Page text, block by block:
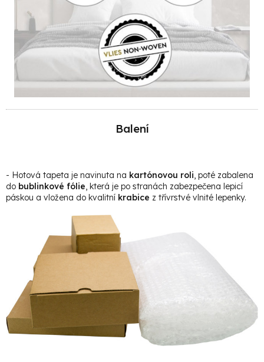
Balení
- Hotová tapeta je navinuta na kartónovou roli, poté zabalena
do bublinkové fólie, která je po stranách zabezpečena lepicí
páskou a vložena do kvalitní krabice z třívrstvé vlnité lepenky.